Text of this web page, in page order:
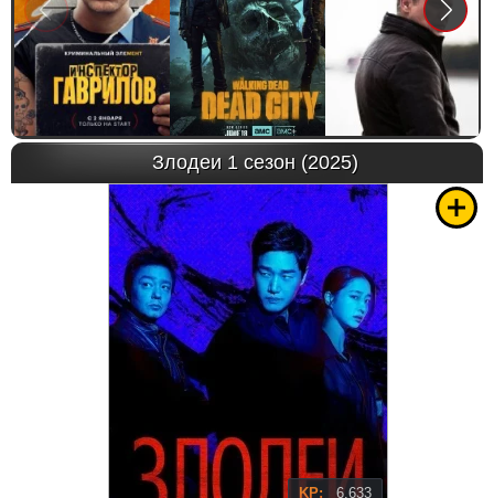
Злодеи 1 сезон (2025)
KP: 6.633
Previous Next